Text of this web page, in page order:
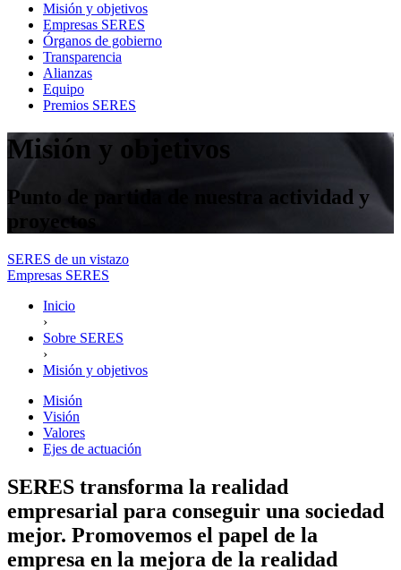
Misión y objetivos
Empresas SERES
Órganos de gobierno
Transparencia
Alianzas
Equipo
Premios SERES
Misión y objetivos
Punto de partida de nuestra actividad y
proyectos
SERES de un vistazo
Empresas SERES
Inicio
›
Sobre SERES
›
Misión y objetivos
Misión
Visión
Valores
Ejes de actuación
SERES transforma la realidad
empresarial para conseguir una sociedad
mejor. Promovemos el papel de la
empresa en la mejora de la realidad